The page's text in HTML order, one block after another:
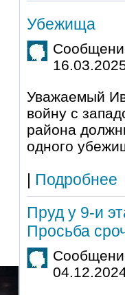
Убежища
Уважаемый
войну с
района
одного
| Подробнее
Пруд у 9-и
Просьба